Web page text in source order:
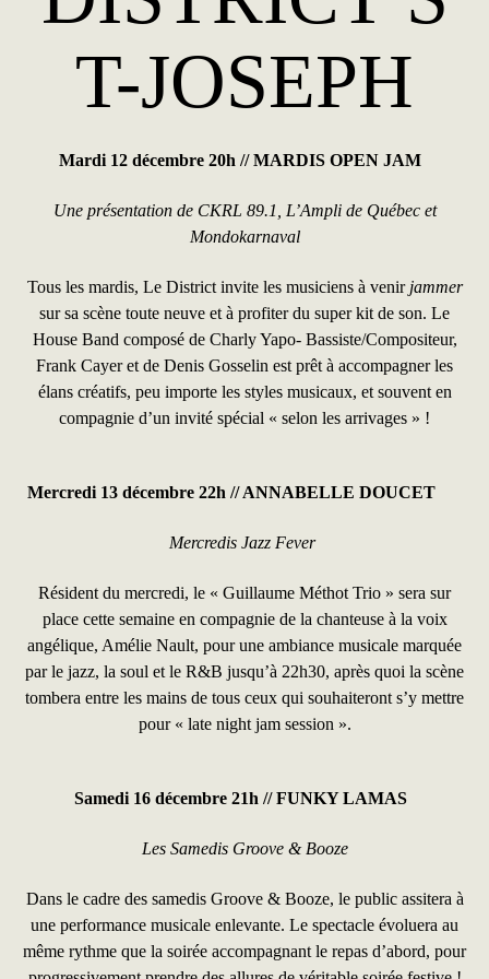
T-JOSEPH
Mardi 12 décembre 20h //MARDIS OPEN JAM
Une présentation de CKRL 89.1, L’Ampli de Québec et
Mondokarnaval
Tous les mardis, Le District invite les musiciens à venir jammer
sur sa scène toute neuve et à profiter du super kit de son. Le
House Band composé de Charly Yapo- Bassiste/Compositeur,
Frank Cayer et de Denis Gosselin est prêt à accompagner les
élans créatifs, peu importe les styles musicaux, et souvent en
compagnie d’un invité spécial « selon les arrivages » !
Mercredi 13 décembre 22h //ANNABELLE DOUCET
Mercredis Jazz Fever
Résident du mercredi, le « Guillaume Méthot Trio » sera sur
place cette semaine en compagnie de la chanteuse à la voix
angélique, Amélie Nault, pour une ambiance musicale marquée
par le jazz, la soul et le R&B jusqu’à 22h30, après quoi la scène
tombera entre les mains de tous ceux qui souhaiteront s’y mettre
pour « late night jam session ».
Samedi 16 décembre 21h //FUNKY LAMAS
Les Samedis Groove & Booze
Dans le cadre des samedis Groove & Booze, le public assitera à
une performance musicale enlevante. Le spectacle évoluera au
même rythme que la soirée accompagnant le repas d’abord, pour